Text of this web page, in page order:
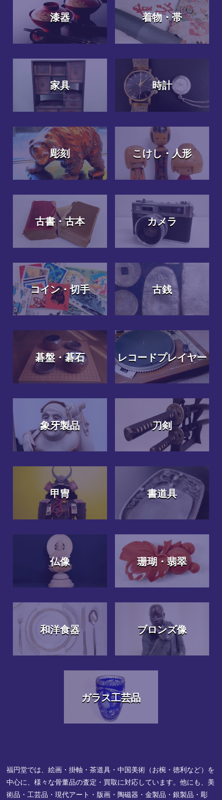
漆器 着物・帯
家具 時計
彫刻 こけし・人形
古書・古本 カメラ
コイン・切手 古銭
碁盤・碁石 レコードプレイヤー
象牙製品 刀剣
甲冑 書道具
仏像 珊瑚・翡翠
和洋食器 ブロンズ像
ガラス工芸品
福円堂では、絵画・掛軸・茶道具・中国美術（お椀・徳利など）を
中心に、様々な骨董品の査定・買取に対応しています。他にも、美
術品・工芸品・現代アート・版画・陶磁器・金製品・銀製品・彫